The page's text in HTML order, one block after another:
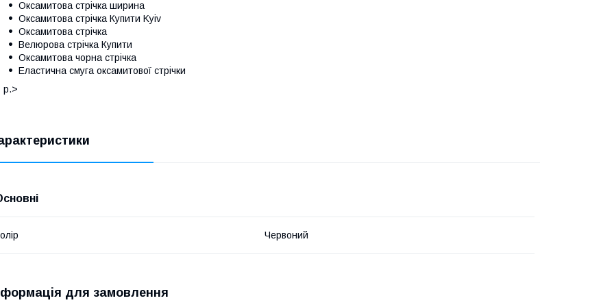
Оксамитова стрічка ширина
Оксамитова стрічка Купити Kyiv
Оксамитова стрічка
Велюрова стрічка Купити
Оксамитова чорна стрічка
Еластична смуга оксамитової стрічки
p.>
Червоний
для замовлення